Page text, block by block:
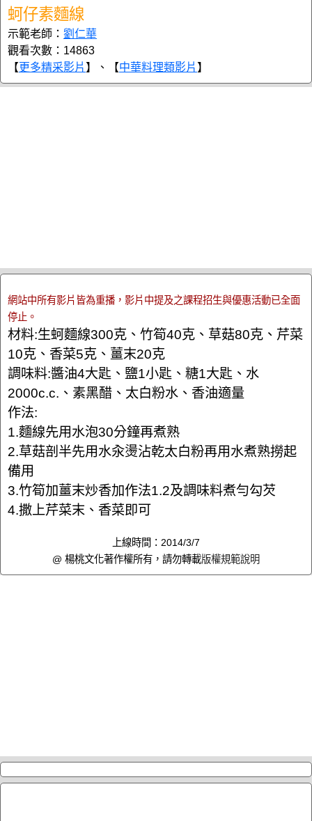
蚵仔素麵線
示範老師： 劉仁華
觀看次數：14863
【更多精采影片 】、【中華料理類影片 】
網站中所有影片皆為重播，影片中提及之課程招生與優惠活動已全面
停止。
材料:生蚵麵線300克、竹筍40克、草菇80克、芹菜
10克、香菜5克、薑末20克
調味料:醬油4大匙、鹽1小匙、糖1大匙、水
2000c.c.、素黑醋、太白粉水、香油適量
作法:
1.麵線先用水泡30分鐘再煮熟
2.草菇剖半先用水汆燙沾乾太白粉再用水煮熟撈起
備用
3.竹筍加薑末炒香加作法1.2及調味料煮勻勾芡
4.撒上芹菜末、香菜即可
上線時間：2014/3/7
@ 楊桃文化著作權所有，請勿轉載版權規範說明